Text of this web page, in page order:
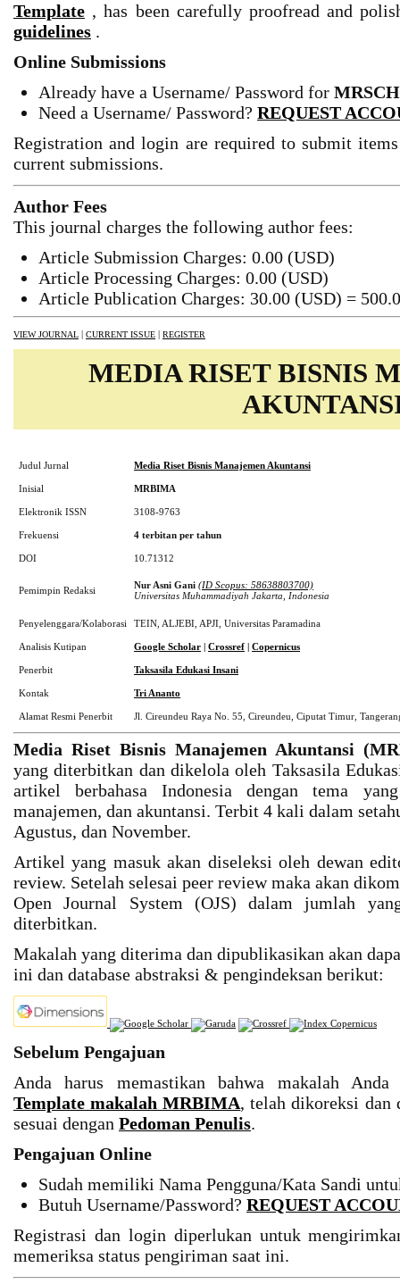
Template , has been carefully proofread and
guidelines .
Online Submissions
Already have a Username/ Password for
Need a Username/ Password? REQUEST
Registration and login are required to submit
current submissions.
Author Fees
This journal charges the following author fees:
Article Submission Charges: 0.00 (USD)
Article Processing Charges: 0.00 (USD)
Article Publication Charges: 30.00 (USD) =
VIEW JOURNAL | CURRENT ISSUE | REGISTER
MEDIA RISET BISNIS
Judul Jurnal Media Riset Bisnis Manajemen Akuntansi
Inisial MRBIMA
Elektronik ISSN 3108-9763
Frekuensi 4 terbitan per tahun
DOI 10.71312
Pemimpin Redaksi Nur Asni Gani (ID Scopus: 58638803700)
Universitas Muhammadiyah Jakarta, Indonesia
Penyelenggara/Kolaborasi TEIN, ALJEBI, APJI, Universitas Paramadina
Analisis Kutipan Google Scholar | Crossref | Copernicus
Penerbit Taksasila Edukasi Insani
Kontak Tri Ananto
Alamat Resmi Penerbit Jl. Cireundeu Raya No. 55, Cireundeu, Ciputat Timur,
Media Riset Bisnis Manajemen Akuntansi
yang diterbitkan dan dikelola oleh Taksasila
artikel berbahasa Indonesia dengan tema
manajemen, dan akuntansi. Terbit 4 kali dalam
Agustus, dan November.
Artikel yang masuk akan diseleksi oleh dewan
review. Setelah selesai peer review maka akan
Open Journal System (OJS) dalam jumlah
diterbitkan.
Makalah yang diterima dan dipublikasikan akan
ini dan database abstraksi & pengindeksan berikut:
Sebelum Pengajuan
Anda harus memastikan bahwa makalah Anda
Template makalah MRBIMA, telah dikoreksi dan
sesuai dengan Pedoman Penulis.
Pengajuan Online
Sudah memiliki Nama Pengguna/Kata Sandi
Butuh Username/Password? REQUEST
Registrasi dan login diperlukan untuk
memeriksa status pengiriman saat ini.